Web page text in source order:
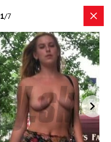
1/7